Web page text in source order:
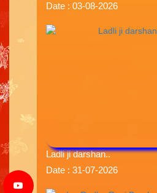
Date : 03-08-2026
Ladli ji darshan..
Date : 31-07-2026